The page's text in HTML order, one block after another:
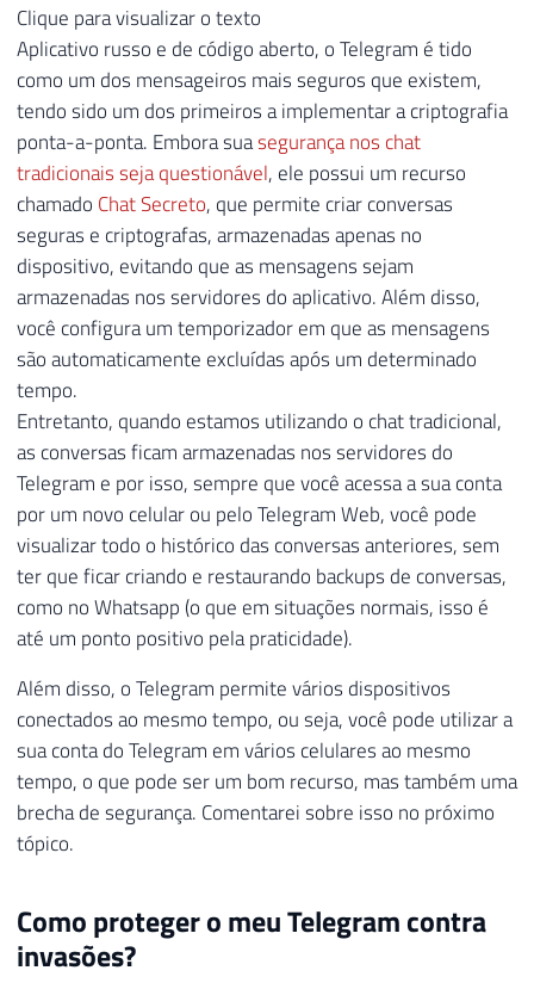
Clique para visualizar o texto
Aplicativo russo e de código aberto, o Telegram é tido
como um dos mensageiros mais seguros que existem,
tendo sido um dos primeiros a implementar a criptografia
ponta-a-ponta. Embora suasegurança nos chat
tradicionais seja questionável, ele possui um recurso
chamado Chat Secreto, que permite criar conversas
seguras e criptografas, armazenadas apenas no
dispositivo, evitando que as mensagens sejam
armazenadas nos servidores do aplicativo. Além disso,
você configura um temporizador em que as mensagens
são automaticamente excluídas após um determinado
tempo.
Entretanto, quando estamos utilizando o chat tradicional,
as conversas ficam armazenadas nos servidores do
Telegram e por isso, sempre que você acessa a sua conta
por um novo celular ou pelo Telegram Web, você pode
visualizar todo o histórico das conversas anteriores, sem
ter que ficar criando e restaurando backups de conversas,
como no Whatsapp (o que em situações normais, isso é
até um ponto positivo pela praticidade).
Além disso, o Telegram permite vários dispositivos
conectados ao mesmo tempo, ou seja, você pode utilizar a
sua conta do Telegram em vários celulares ao mesmo
tempo, o que pode ser um bom recurso, mas também uma
brecha de segurança. Comentarei sobre isso no próximo
tópico.
Como proteger o meu Telegram contra
invasões?